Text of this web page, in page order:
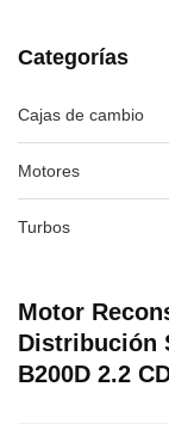
Categorías
Cajas de cambio
Motores
Turbos
Motor
Distribución
B200D 2.2